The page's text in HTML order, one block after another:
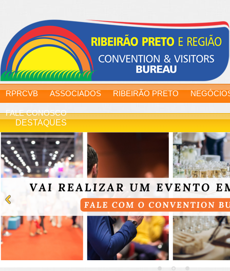
RPRCVB ASSOCIADOS RIBEIRÃO PRETO
FALE CONOSCO
DESTAQUES